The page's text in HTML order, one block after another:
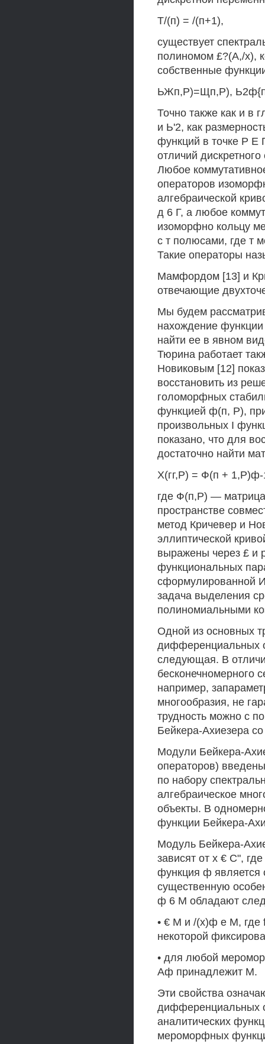
Т/(п) = /(п+1),
существует
полиномом £?(А,/х),
собственные
ЬЖп,Р)=Щп,Р),
Точно также как и в
и Ь'2, как
функций в точке Р Е
отличий
Любое
операторов
алгебраической
д 6 Г, а любое
изоморфно кольцу
с т полюсами, где т
Такие операторы
Мамфордом [13] и
отвечающие
Мы будем
нахождение
найти ее в явном
Тюрина работает
Новиковым [12]
восстановить из
голоморфных
функцией ф(п, Р),
произвольных I
показано, что для
достаточно найти
Х(гг,Р) = Ф(п +
где Ф(п,Р) — матрица
пространстве
метод Кричевер и
эллиптической
выражены через £ и
функциональных
сформулированной
задача выделения
полиномиальными
Одной из основных
дифференциальных
следующая. В
бесконечномерного
например,
многообразия, не
трудность можно с
Бейкера-Ахиезера
Модули Бейкера-
операторов)
по набору
алгебраическое
объекты. В
функции Бейкера-
Модуль Бейкера-
зависят от х € С",
функция ф является
существенную
ф 6 М обладают
• € М и /(х)ф е М, где
некоторой
• для любой
Аф принадлежит М.
Эти свойства
дифференциальных
аналитических
мероморфных